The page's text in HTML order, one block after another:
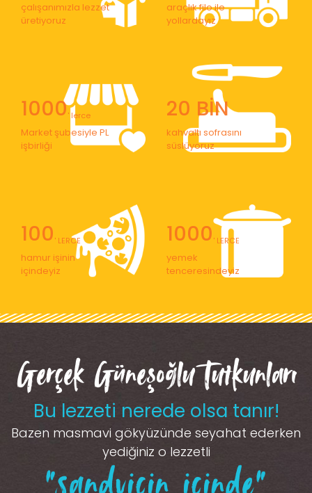
çalışanımızla lezzet
üretiyoruz
araçlık filo ile
yollardayız
1000' lerce
Market şubesiyle PL
işbirliği
20 BİN
kahvaltı sofrasını
süslüyoruz
100' LERCE
hamur işinin
içindeyiz
1000' LERCE
yemek
tenceresindeyiz
Gerçek Güneşoğlu Tutkunları
Bu lezzeti nerede olsa tanır!
Bazen masmavi gökyüzünde seyahat ederken
yediğiniz o lezzetli